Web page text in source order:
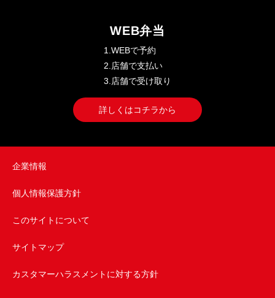
WEB弁当
1.WEBで予約
2.店舗で支払い
3.店舗で受け取り
詳しくはコチラから
企業情報
個人情報保護方針
このサイトについて
サイトマップ
カスタマーハラスメントに対する方針